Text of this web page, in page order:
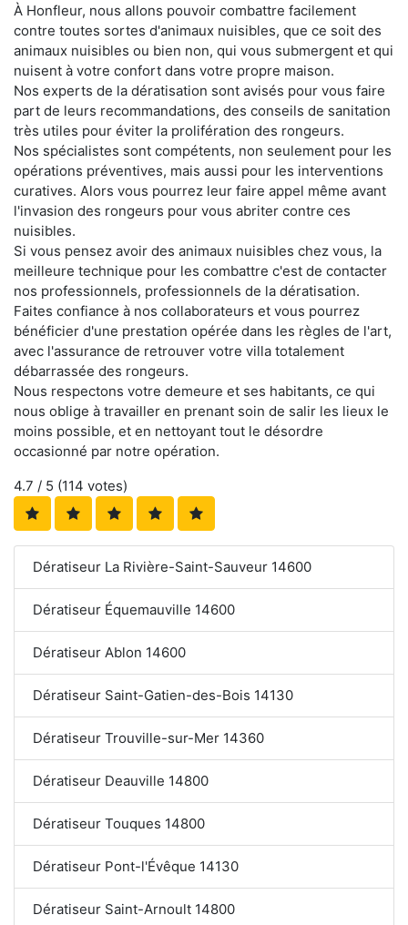
À Honfleur, nous allons pouvoir combattre facilement
contre toutes sortes d'animaux nuisibles, que ce soit des
animaux nuisibles ou bien non, qui vous submergent et qui
nuisent à votre confort dans votre propre maison.
Nos experts de la dératisation sont avisés pour vous faire
part de leurs recommandations, des conseils de sanitation
très utiles pour éviter la prolifération des rongeurs.
Nos spécialistes sont compétents, non seulement pour les
opérations préventives, mais aussi pour les interventions
curatives. Alors vous pourrez leur faire appel même avant
l'invasion des rongeurs pour vous abriter contre ces
nuisibles.
Si vous pensez avoir des animaux nuisibles chez vous, la
meilleure technique pour les combattre c'est de contacter
nos professionnels, professionnels de la dératisation.
Faites confiance à nos collaborateurs et vous pourrez
bénéficier d'une prestation opérée dans les règles de l'art,
avec l'assurance de retrouver votre villa totalement
débarrassée des rongeurs.
Nous respectons votre demeure et ses habitants, ce qui
nous oblige à travailler en prenant soin de salir les lieux le
moins possible, et en nettoyant tout le désordre
occasionné par notre opération.
4.7 / 5 (114 votes)
Dératiseur La Rivière-Saint-Sauveur 14600
Dératiseur Équemauville 14600
Dératiseur Ablon 14600
Dératiseur Saint-Gatien-des-Bois 14130
Dératiseur Trouville-sur-Mer 14360
Dératiseur Deauville 14800
Dératiseur Touques 14800
Dératiseur Pont-l'Évêque 14130
Dératiseur Saint-Arnoult 14800